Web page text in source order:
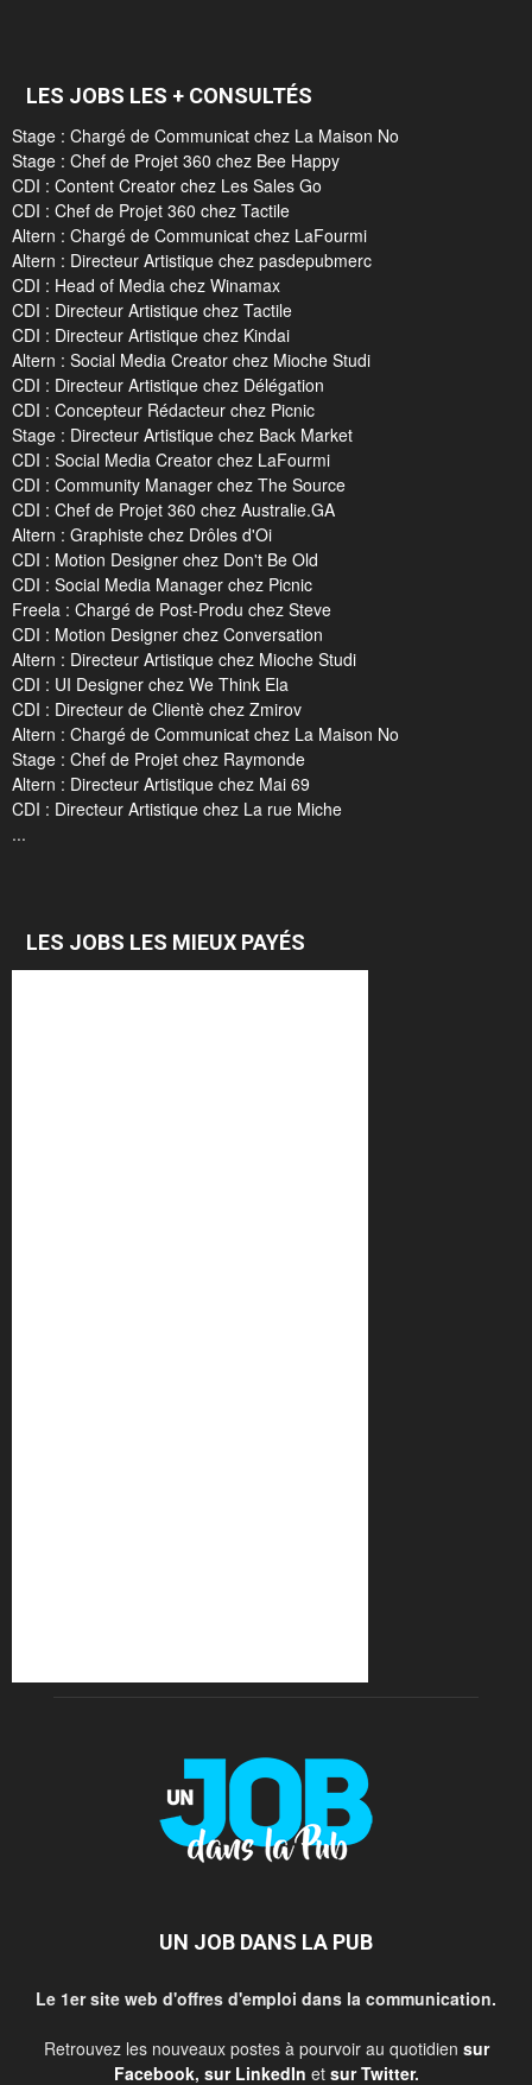
LES JOBS LES + CONSULTÉS
Stage : Chargé de Communicat chez La Maison No
Stage : Chef de Projet 360 chez Bee Happy
CDI : Content Creator chez Les Sales Go
CDI : Chef de Projet 360 chez Tactile
Altern : Chargé de Communicat chez LaFourmi
Altern : Directeur Artistique chez pasdepubmerc
CDI : Head of Media chez Winamax
CDI : Directeur Artistique chez Tactile
CDI : Directeur Artistique chez Kindai
Altern : Social Media Creator chez Mioche Studi
CDI : Directeur Artistique chez Délégation
CDI : Concepteur Rédacteur chez Picnic
Stage : Directeur Artistique chez Back Market
CDI : Social Media Creator chez LaFourmi
CDI : Community Manager chez The Source
CDI : Chef de Projet 360 chez Australie.GA
Altern : Graphiste chez Drôles d'Oi
CDI : Motion Designer chez Don't Be Old
CDI : Social Media Manager chez Picnic
Freela : Chargé de Post-Produ chez Steve
CDI : Motion Designer chez Conversation
Altern : Directeur Artistique chez Mioche Studi
CDI : UI Designer chez We Think Ela
CDI : Directeur de Clientè chez Zmirov
Altern : Chargé de Communicat chez La Maison No
Stage : Chef de Projet chez Raymonde
Altern : Directeur Artistique chez Mai 69
CDI : Directeur Artistique chez La rue Miche
...
LES JOBS LES MIEUX PAYÉS
UN JOB DANS LA PUB
Le 1er site web d'offres d'emploi dans la communication.
Retrouvez les nouveaux postes à pourvoir au quotidien sur
Facebook, sur LinkedIn et sur Twitter.